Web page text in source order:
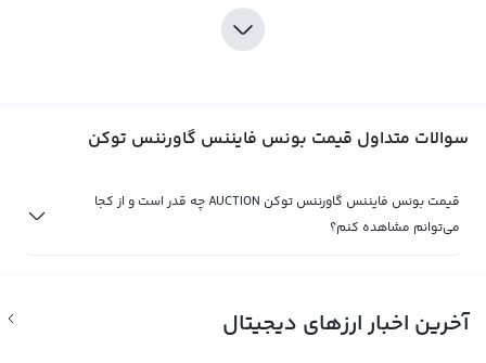
میان افراد جهانی مورد توجه قرار گرفته است. همانند هر ارز دیجیتال دیگری، قیمت
می‌کند.
نمی‌شود و فعلا فقط در چند صرافی بین‌المللی مانند یونیسواپ و بایننس قابل خرید
پیش‌بینی قیمت بونس فایننس گاورننس توکن بسیار دشوار است و تحلیلگران بازار
سوالات متداول قیمت بونس فایننس گاورننس توکن
قیمت بونس فایننس گاورننس توکن AUCTION چه قدر است و از کجا
می‌توانم مشاهده کنم؟
آخرین اخبار ارزهای دیجیتال